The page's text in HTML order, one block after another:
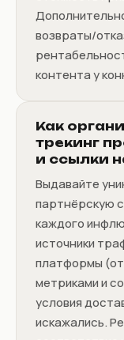
возвраты/
контента у
Как
трекинг
и ссылки
Выдавайте
партнёрскую
каждого
источники
платформы
метриками и
условия
искажались.